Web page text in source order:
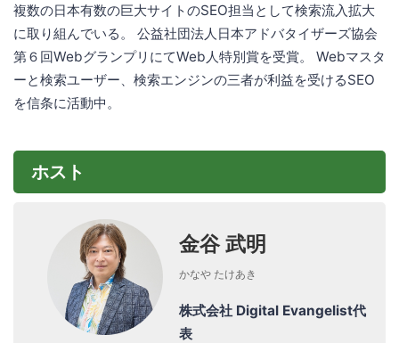
複数の日本有数の巨大サイトのSEO担当として検索流入拡大
に取り組んでいる。 公益社団法人日本アドバタイザーズ協会
第６回WebグランプリにてWeb人特別賞を受賞。 Webマスタ
ーと検索ユーザー、検索エンジンの三者が利益を受けるSEO
を信条に活動中。
ホスト
金谷 武明
かなや たけあき
株式会社 Digital Evangelist代
表